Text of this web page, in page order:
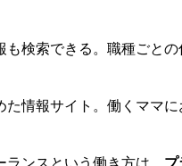
検索できる。職種ごと
情報サイト。働くママ
ンスという働き方は、 プ